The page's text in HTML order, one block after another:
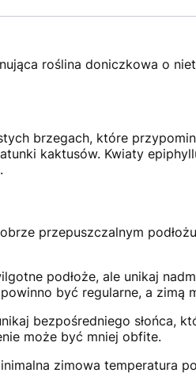
roślina doniczkowa o
brzegach, które
kaktusów. Kwiaty
przepuszczalnym
podłoże, ale unikaj
być regularne, a zimą
bezpośredniego słońca,
może być mniej obfite.
zimowa temperatura